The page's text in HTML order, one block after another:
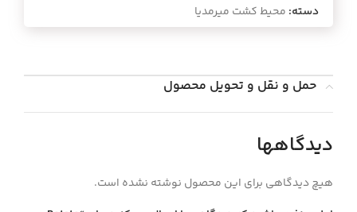
دسته: محیط کشت میرمدیا
حمل و نقل و تحویل محصول
دیدگاهها
هیچ دیدگاهی برای این محصول نوشته نشده است.